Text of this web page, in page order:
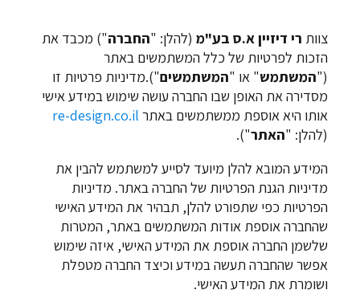
צוות רי דיזיין א.ס בע"מ (להלן: "החברה") מכבד את
הזכות לפרטיות של כלל המשתמשים באתר
("המשתמש" או "המשתמשים").מדיניות פרטיות זו
מסדירה את האופן שבו החברה עושה שימוש במידע אישי
אותו היא אוספת ממשתמשים באתר re-design.co.il
(להלן: "האתר").
המידע המובא להלן מיועד לסייע למשתמש להבין את
מדיניות הגנת הפרטיות של החברה באתר. מדיניות
הפרטיות כפי שתפורט להלן, תבהיר את המידע האישי
שהחברה אוספת אודות המשתמשים באתר, המטרות
שלשמן החברה אוספת את המידע האישי, איזה שימוש
אפשר שהחברה תעשה במידע וכיצד החברה מטפלת
ושומרת את המידע האישי.